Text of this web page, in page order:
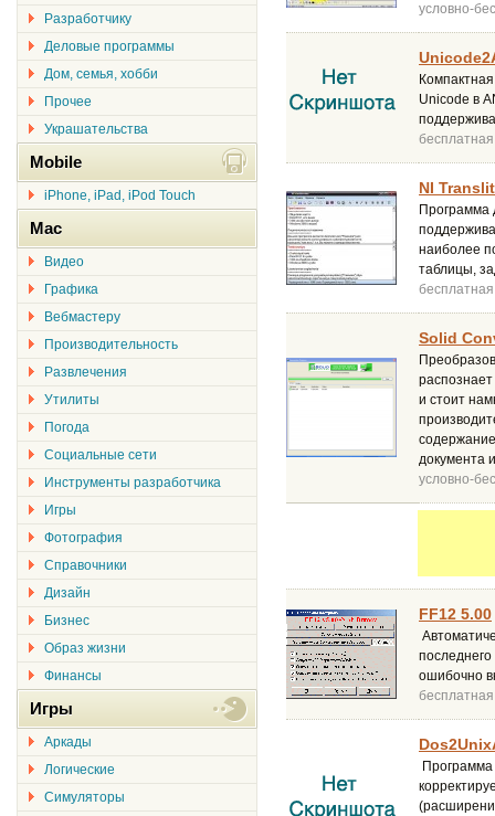
условно-
Unicode в
бесплатная
NI
Программа
наиболее
таблицы,
бесплатная
Solid
и стоит
документа
условно-
FF12 5.00
ошибочно
бесплатная
Разработчику
Деловые программы
Дом, семья, хобби
Прочее
Украшательства
Mobile
iPhone, iPad, iPod Touch
Mac
Видео
Графика
Вебмастеру
Производительность
Развлечения
Утилиты
Погода
Социальные сети
Инструменты разработчика
Игры
Фотография
Справочники
Дизайн
Бизнес
Образ жизни
Финансы
Игры
Аркады
Логические
Симуляторы